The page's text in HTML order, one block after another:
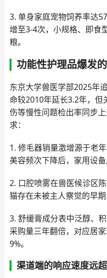
3. 单身家庭宠物饲养率达
增至3-4次，小规格、即食
粮。
功能性护理品爆发
东京大学兽医学部2025年
命较2010年延长3.2年，但
伤等慢性问题检出率同步
求：
1. 修毛器销量激增源于老
美容频次下降后，家用设备
2. 口腔喷雾在兽医候诊区
猫存在未被主人察觉的早期
3. 舒缓膏成分表中泛醇、
采购量三年翻倍，对应居
9%。
渠道端的响应速度远